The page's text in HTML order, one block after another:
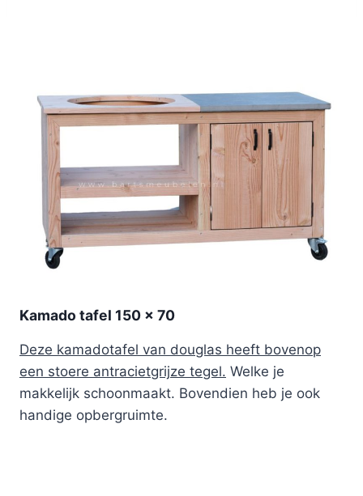
Kamado tafel 150 x 70
Deze kamadotafel van douglas heeft bovenop
een stoere antracietgrijze tegel. Welke je
makkelijk schoonmaakt. Bovendien heb je ook
handige opbergruimte.